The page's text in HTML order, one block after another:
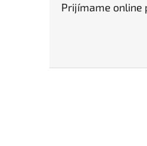
Prijímame online